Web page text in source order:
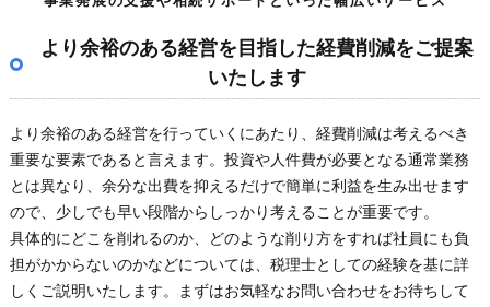
より余裕のある経営を目指した経費削減をご提案
いたします
より余裕のある経営を行っていくにあたり、経費削減は考えるべき
重要な要素であると言えます。投資や人件費が必要となる通常業務
とは異なり、余分な出費を抑えるだけで簡単に利益を生み出せます
ので、少しでも早い段階からしっかり考えることが重要です。
具体的にどこを削れるのか、どのような削り方をすれば社員にも負
担がかからないのかなどについては、税理士としての経験を基に詳
しくご説明いたします。まずはお気軽なお問い合わせをお待ちして